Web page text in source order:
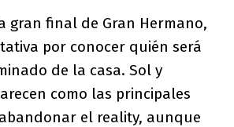
gran final de Gran Hermano,
por conocer quién será
de la casa. Sol y
como las principales
el reality, aunque